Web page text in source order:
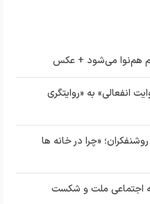
هم‌نوا می‌شود + عکس
انفعالی» به «روایتگری
روشنفکران؛ «چرا در خانه ها
اجتماعی ملت و شکست